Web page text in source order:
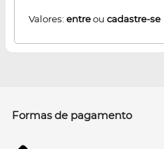
Valores: entreou cadastre-se
Formas de pagamento